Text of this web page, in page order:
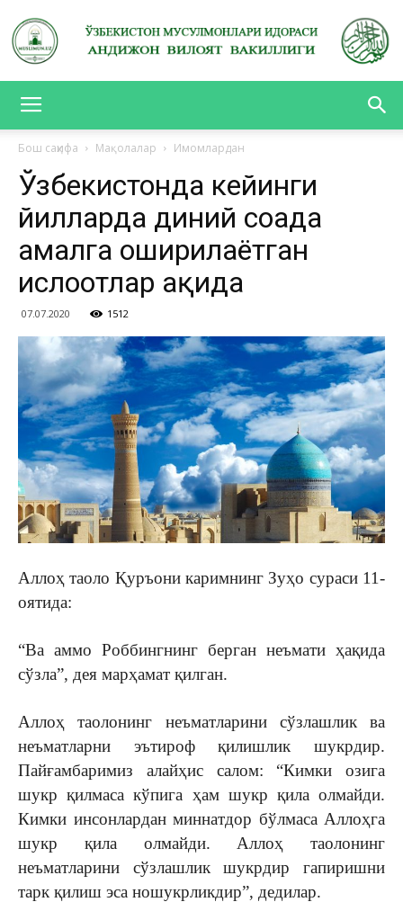
ВИЛОЯТ
Бош саҳифа Мақолалар Имомлардан
Ўзбекистонда кейинги
йилларда диний соҳада
амалга оширилаётган
ислоҳотлар ҳақида
07.07.2020 1512
Аллоҳ таоло Қуръони каримнинг Зуҳо сураси 11-
оятида:
“Ва аммо Роббингнинг берган неъмати ҳақида
сўзла”, дея марҳамат қилган.
Аллоҳ таолонинг неъматларини сўзлашлик ва
неъматларни эътироф қилишлик шукрдир.
Пайғамбаримиз алайҳис салом: “Кимки озига
шукр қилмаса кўпига ҳам шукр қила олмайди.
Кимки инсонлардан миннатдор бўлмаса Аллоҳга
шукр қила олмайди. Аллоҳ таолонинг
неъматларини сўзлашлик шукрдир гапиришни
тарк қилиш эса ношукрликдир”, дедилар.